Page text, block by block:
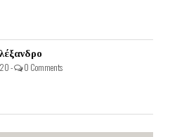
- 0 Comments